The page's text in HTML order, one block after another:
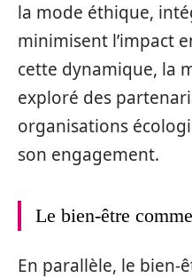
la mode éthique,
minimisent l’impact
cette dynamique, la
exploré des
organisations
son engagement.
Le bien-être
En parallèle, le